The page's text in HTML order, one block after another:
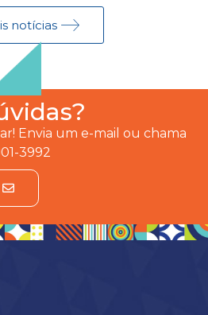
notícias
Envia um e-mail ou chama
3992